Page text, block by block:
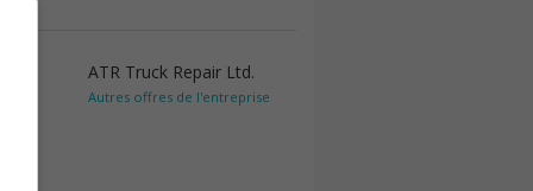
ATR Truck Repair Ltd.
Autres offres de l'entreprise